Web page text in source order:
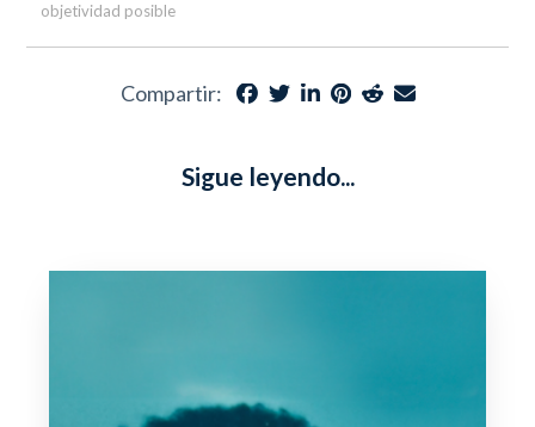
objetividad posible
Compartir:
Sigue leyendo...